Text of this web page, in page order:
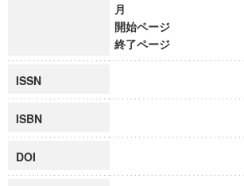
月
開始ページ
終了ページ
ISSN
ISBN
DOI